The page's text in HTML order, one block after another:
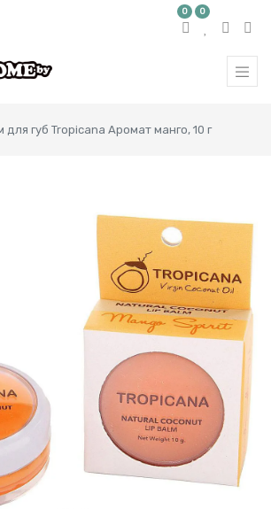
0 0
для губ Tropicana Аромат манго, 10 г